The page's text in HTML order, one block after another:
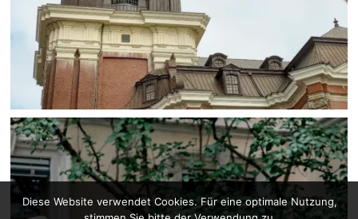
Diese Website verwendet Cookies. Für eine optimale Nutzung,